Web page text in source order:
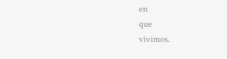
en
que
vivimos.